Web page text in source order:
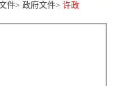
件> 政府文件> 许政